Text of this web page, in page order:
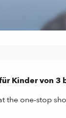
Kinder von 3
the one-stop